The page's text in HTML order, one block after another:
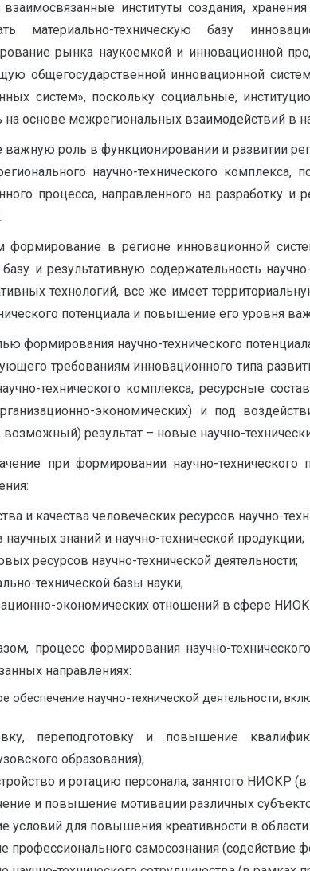
институты создания,
материально-техническую базу
рынка наукоемкой и инновационной
общегосударственной инновационной
систем», поскольку социальные,
на основе межрегиональных взаимодействий в
важную роль в функционировании и развитии
научно-технического комплекса,
процесса, направленного на разработку
в регионе инновационной
и результативную содержательность
технологий, все же имеет
потенциала и повышение его уровня
формирования научно-технического
требованиям инновационного типа
технического комплекса, ресурсные
экономических) и под
результат – новые научно-
при формировании научно-технического
и качества человеческих ресурсов научно-
научных знаний и научно-технической продукции;
ресурсов научно-технической деятельности;
технической базы науки;
экономических отношений в сфере
процесс формирования научно-
направлениях:
обеспечение научно-технической деятельности,
переподготовку и повышение
образования);
и ротацию персонала, занятого НИОКР
и повышение мотивации различных
условий для повышения креативности в
профессионального самосознания